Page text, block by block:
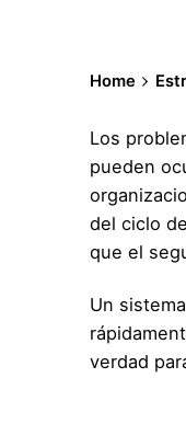
Home
Los
pueden
del ciclo
que el
Un
verdad